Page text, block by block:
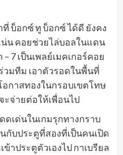
บ็อกซ์ ทู บ็อกซ์ ได้ดี ยังคง
น คอยช่วยไล่บอลในแดน
7 เป็นเพลย์เมคเกอร์คอย
วมทีม เอาตัวรอดในพื้นที่
กาสทองในกรอบเขตโทษ
จ่ายต่อให้เพื่อนไป
ดเด่นในเกมรุกทางกราบ
กับประตูที่สองที่เป็นคนเปิด
าประตูตัวเองไป กาเบรียล